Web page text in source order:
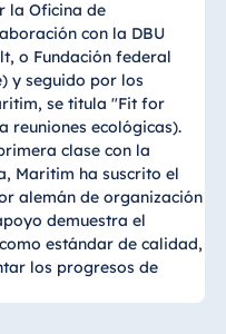
la Oficina de
con la DBU
o Fundación federal
y seguido por los
se titula "Fit for
reuniones ecológicas).
clase con la
Maritim ha suscrito el
alemán de organización
demuestra el
estándar de calidad,
los progresos de